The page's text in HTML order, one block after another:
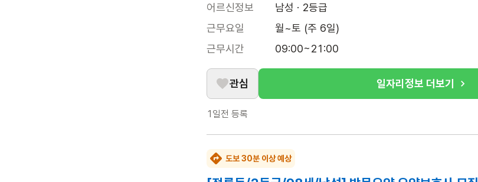
어르신정보
남성 · 2등급
근무요일
월~토 (주 6일)
근무시간
09:00~21:00
관심 일자리정보 더보기
1일전 등록
도보 30분 이상 예상